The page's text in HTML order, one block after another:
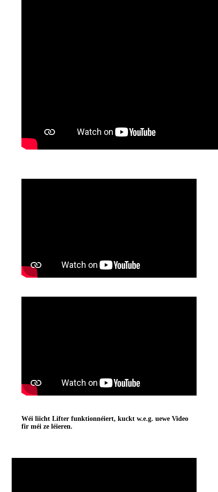
Wéi liicht Lifter funktionnéiert, kuckt w.e.g. uewe Video
fir méi ze léieren.